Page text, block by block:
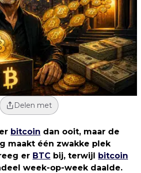
Delen met
bitcoin dan ooit, maar de
maakt één zwakke plek
er BTC bij, terwijl bitcoin
week-op-week daalde.